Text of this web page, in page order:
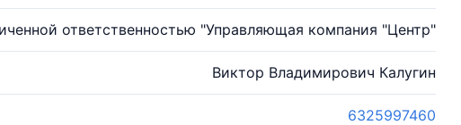
ответственностью "Управляющая компания "Центр"
Виктор Владимирович Калугин
6325997460